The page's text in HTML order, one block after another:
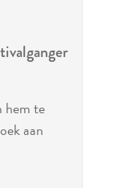
hem te
aan